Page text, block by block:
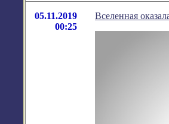
05.11.2019
00:25
Вселенная